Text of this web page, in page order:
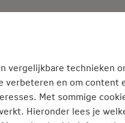
hulp)
vergelijkbare technieken
verbeteren en om content
Met sommige
Hieronder lees je